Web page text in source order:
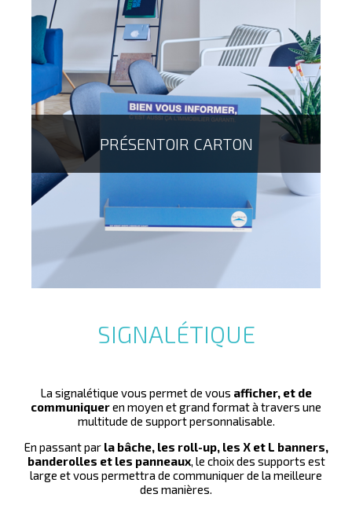
En papier ou en tissu, le kakémono permet de
communiquer de façon originale avec un produit
PRÉSENTOIR CARTON
SIGNALÉTIQUE
La signalétique vous permet de vous afficher, et de
communiqueren moyen et grand format à travers une
multitude de support personnalisable.
En passant par la bâche, les roll-up, les X et L banners,
banderolles et les panneaux, le choix des supports est
large et vous permettra de communiquer de la meilleure
des manières.